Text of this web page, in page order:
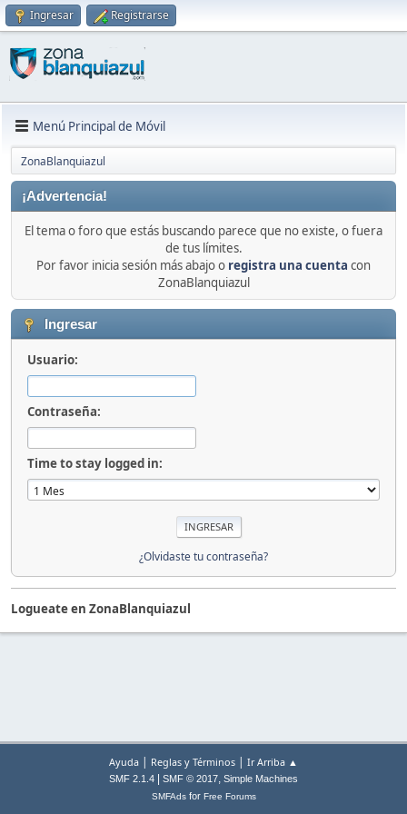
Ingresar Registrarse
Menú Principal de Móvil
ZonaBlanquiazul
¡Advertencia!
El tema o foro que estás buscando parece que no existe, o fuera
de tus límites.
Por favor inicia sesión más abajo o registra una cuenta con
ZonaBlanquiazul
Ingresar
Usuario:
Contraseña:
Time to stay logged in:
¿Olvidaste tu contraseña?
Logueate en ZonaBlanquiazul
Ayuda | Reglas y Términos | Ir Arriba ▲
SMF 2.1.4 SMF © 2017, Simple Machines
SMFAdsfor Free Forums